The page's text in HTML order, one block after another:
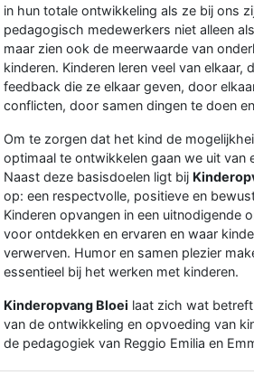
in hun totale ontwikkeling als ze bij ons
pedagogisch medewerkers niet alleen
maar zien ook de meerwaarde van
kinderen. Kinderen leren veel van elkaar,
feedback die ze elkaar geven, door
conflicten, door samen dingen te doen
Om te zorgen dat het kind de
optimaal te ontwikkelen gaan we uit van
Naast deze basisdoelen ligt bij
op: een respectvolle, positieve en
Kinderen opvangen in een uitnodigende
voor ontdekken en ervaren en waar
verwerven. Humor en samen plezier
essentieel bij het werken met kinderen.
Kinderopvang Bloei laat zich wat
van de ontwikkeling en opvoeding van
de pedagogiek van Reggio Emilia en